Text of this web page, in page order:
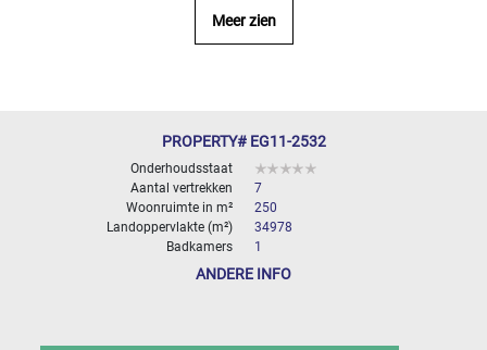
Meer zien
PROPERTY# EG11-2532
Onderhoudsstaat
Aantal vertrekken
7
Woonruimte in m²
250
Landoppervlakte (m²)
34978
Badkamers
1
ANDERE INFO